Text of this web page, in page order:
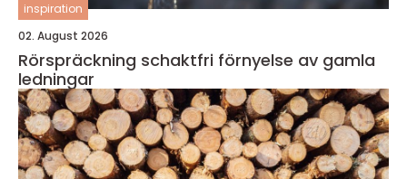
inspiration
02. August 2026
Rörspräckning schaktfri förnyelse av gamla
ledningar